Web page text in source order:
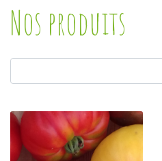
Nos produits